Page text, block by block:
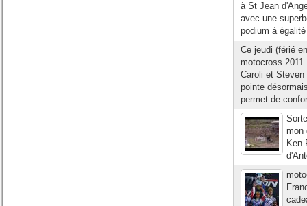
à St Jean
avec une
podium à
Ce jeudi (férié
motocross
Caroli et
pointe
permet de
mon
Ken